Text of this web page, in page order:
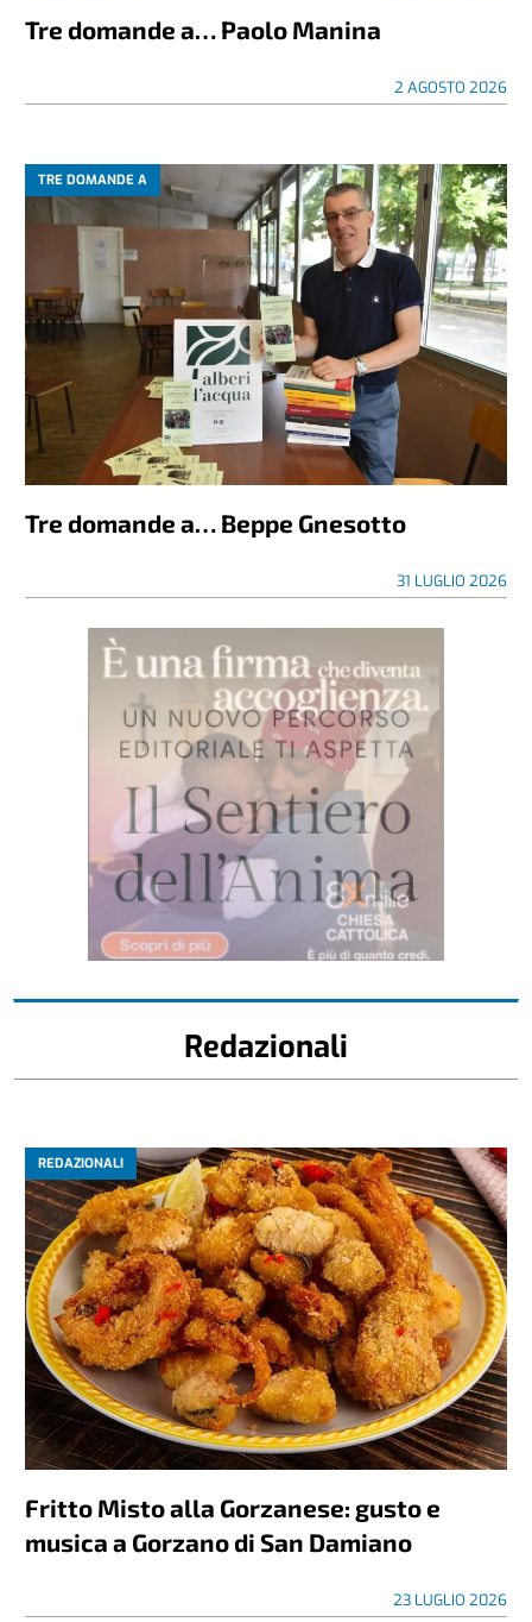
Tre domande a… Paolo Manina
2 AGOSTO 2026
TRE DOMANDE A
Tre domande a… Beppe Gnesotto
31 LUGLIO 2026
Redazionali
REDAZIONALI
Fritto Misto alla Gorzanese: gusto e
musica a Gorzano di San Damiano
23 LUGLIO 2026